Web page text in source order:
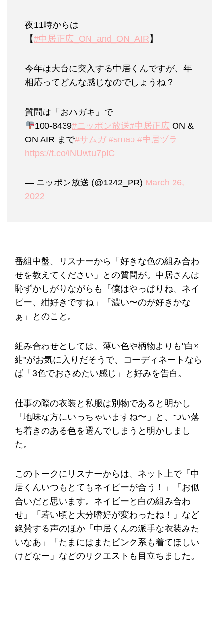
夜11時からは
【#中居正広_ON_and_ON_AIR 】
今年は大台に突入する中居くんですが、年
相応ってどんな感じなのでしょうね？
質問は「おハガキ」で
100-8439#ニッポン放送#中居正広 ON &
ON AIR まで#サムガ #smap #中居ヅラ
https://t.co/iNUwtu7pIC
— ニッポン放送 (@1242_PR) March 26,
2022
番組中盤、リスナーから「好きな色の組み合わ
せを教えてください」との質問が。中居さんは
恥ずかしがりながらも「僕はやっぱりね、ネイ
ビー、紺好きですね」「濃い〜のが好きかな
ぁ」とのこと。
組み合わせとしては、薄い色や柄物よりも"白×
紺"がお気に入りだそうで、コーディネートなら
ば「3色でおさめたい感じ」と好みを告白。
仕事の際の衣装と私服は別物であると明かし
「地味な方にいっちゃいますね〜」と、つい落
ち着きのある色を選んでしまうと明かしまし
た。
このトークにリスナーからは、ネット上で「中
居くんいつもとてもネイビーが合う！」「お似
合いだと思います。ネイビーと白の組み合わ
せ」「若い頃と大分嗜好が変わったね！」など
絶賛する声のほか「中居くんの派手な衣装みた
いなあ」「たまにはまたピンク系も着てほしい
けどなー」などのリクエストも目立ちました。